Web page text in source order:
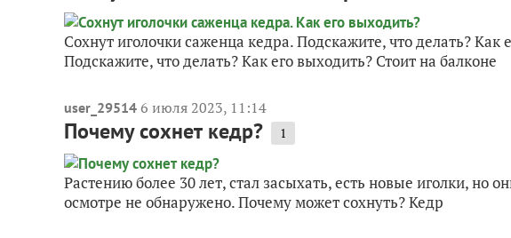
Сохнут иголочки саженца кедра. Подскажите, что делать? Как
Подскажите, что делать? Как его выходить? Стоит на балконе
user_29514 6 июля 2023, 11:14
Почему сохнет кедр? 1
Растению более 30 лет, стал засыхать, есть новые иголки, но
осмотре не обнаружено. Почему может сохнуть? Кедр